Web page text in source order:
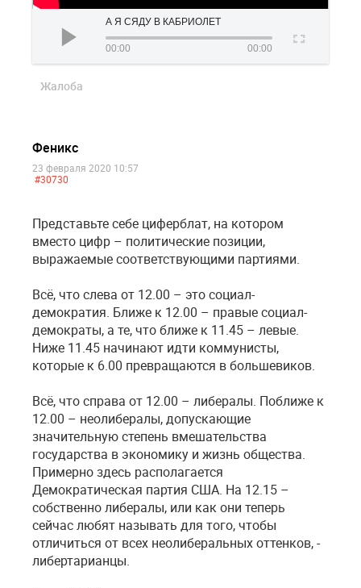
А Я СЯДУ В КАБРИОЛЕТ
00:00 00:00
Жалоба
Феникс
23 февраля 2020 10:57
#30730
Представьте себе циферблат, на котором
вместо цифр – политические позиции,
выражаемые соответствующими партиями.
Всё, что слева от 12.00 – это социал-
демократия. Ближе к 12.00 – правые социал-
демократы, а те, что ближе к 11.45 – левые.
Ниже 11.45 начинают идти коммунисты,
которые к 6.00 превращаются в большевиков.
Всё, что справа от 12.00 – либералы. Поближе к
12.00 – неолибералы, допускающие
значительную степень вмешательства
государства в экономику и жизнь общества.
Примерно здесь располагается
Демократическая партия США. На 12.15 –
собственно либералы, или как они теперь
сейчас любят называть для того, чтобы
отличиться от всех неолиберальных оттенков, -
либертарианцы.